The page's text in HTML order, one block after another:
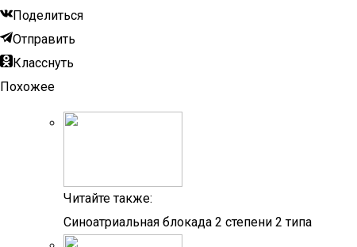
Поделиться
Отправить
Класснуть
Похожее
Читайте также:
Синоатриальная блокада 2 степени 2 типа